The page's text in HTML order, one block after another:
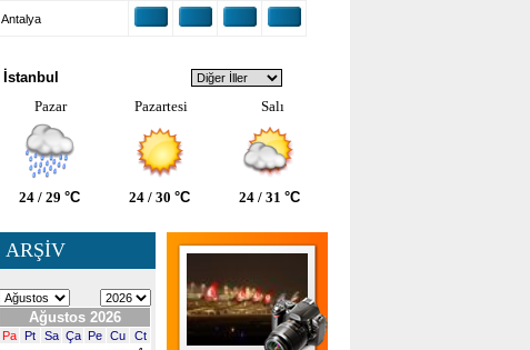
Antalya
İstanbul
Pazar
Pazartesi Salı
24 / 29 °C 24 / 30 °C 24 / 31 °C
ARŞİV